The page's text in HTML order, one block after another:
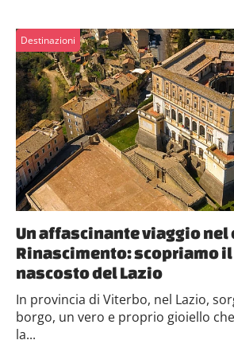
Destinazioni
Un affascinante viaggio nel
Rinascimento: scopriamo
nascosto del Lazio
In provincia di Viterbo, nel Lazio,
borgo, un vero e proprio gioiello
la...